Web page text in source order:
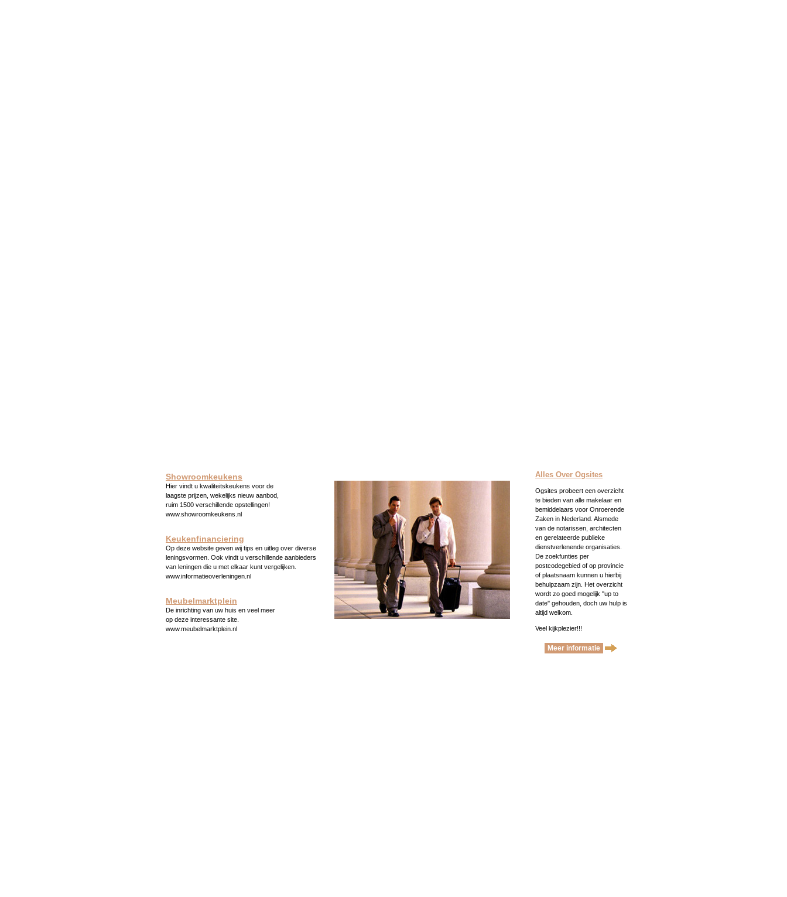
Showroomkeukens
Hier vindt u kwaliteitskeukens voor de
laagste prijzen, wekelijks nieuw aanbod,
ruim 1500 verschillende opstellingen!
www.showroomkeukens.nl
Keukenfinanciering
Op deze website geven wij tips en uitleg over diverse
leningsvormen. Ook vindt u verschillende aanbieders
van leningen die u met elkaar kunt vergelijken.
www.informatieoverleningen.nl
Meubelmarktplein
De inrichting van uw huis en veel meer
op deze interessante site.
www.meubelmarktplein.nl
Alles Over Ogsites
Ogsites probeert een overzicht
te bieden van alle makelaar en
bemiddelaars voor Onroerende
Zaken in Nederland. Alsmede
van de notarissen, architecten
en gerelateerde publieke
dienstverlenende organisaties.
De zoekfunties per
postcodegebied of op provincie
of plaatsnaam kunnen u hierbij
behulpzaam zijn. Het overzicht
wordt zo goed mogelijk ''up to
date'' gehouden, doch uw hulp is
altijd welkom.
Veel kijkplezier!!!
Meer informatie